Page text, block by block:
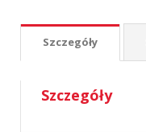
Szczegóły
Szczegóły